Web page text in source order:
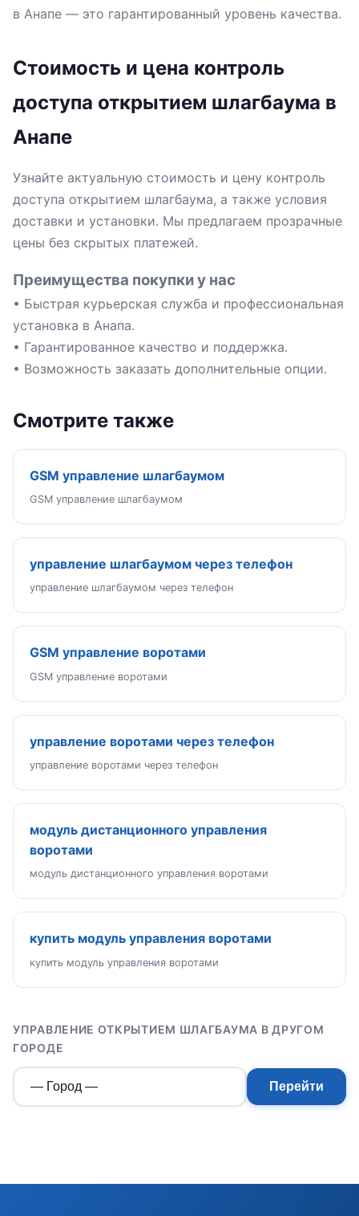
в Анапе — это гарантированный уровень качества.
Стоимость и цена контроль
доступа открытием шлагбаума в
Анапе
Узнайте актуальную стоимость и цену контроль
доступа открытием шлагбаума, а также условия
доставки и установки. Мы предлагаем прозрачные
цены без скрытых платежей.
Преимущества покупки у нас
• Быстрая курьерская служба и профессиональная
установка в Анапа.
• Гарантированное качество и поддержка.
• Возможность заказать дополнительные опции.
Смотрите также
GSM управление шлагбаумом
GSM управление шлагбаумом
управление шлагбаумом через телефон
управление шлагбаумом через телефон
GSM управление воротами
GSM управление воротами
управление воротами через телефон
управление воротами через телефон
модуль дистанционного управления
воротами
модуль дистанционного управления воротами
купить модуль управления воротами
купить модуль управления воротами
УПРАВЛЕНИЕ ОТКРЫТИЕМ ШЛАГБАУМА В ДРУГОМ
ГОРОДЕ
Перейти